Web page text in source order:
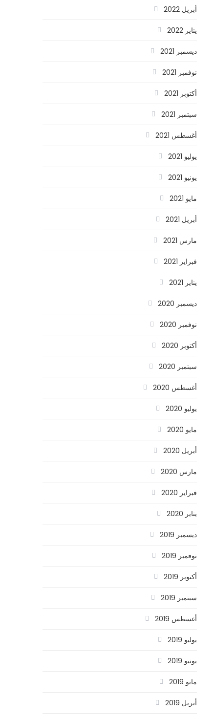
أبريل 2022
يناير 2022
ديسمبر 2021
نوفمبر 2021
أكتوبر 2021
سبتمبر 2021
أغسطس 2021
يوليو 2021
يونيو 2021
مايو 2021
أبريل 2021
مارس 2021
فبراير 2021
يناير 2021
ديسمبر 2020
نوفمبر 2020
أكتوبر 2020
سبتمبر 2020
أغسطس 2020
يوليو 2020
مايو 2020
أبريل 2020
مارس 2020
فبراير 2020
يناير 2020
ديسمبر 2019
نوفمبر 2019
أكتوبر 2019
سبتمبر 2019
أغسطس 2019
يوليو 2019
يونيو 2019
مايو 2019
أبريل 2019